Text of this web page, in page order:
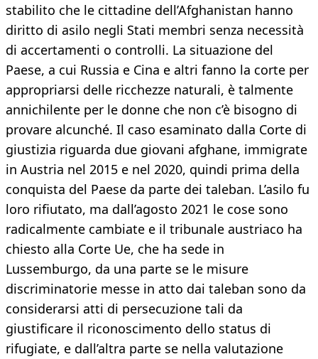
stabilito che le cittadine dell’Afghanistan hanno
diritto di asilo negli Stati membri senza necessità
di accertamenti o controlli. La situazione del
Paese, a cui Russia e Cina e altri fanno la corte per
appropriarsi delle ricchezze naturali, è talmente
annichilente per le donne che non c’è bisogno di
provare alcunché. Il caso esaminato dalla Corte di
giustizia riguarda due giovani afghane, immigrate
in Austria nel 2015 e nel 2020, quindi prima della
conquista del Paese da parte dei taleban. L’asilo fu
loro rifiutato, ma dall’agosto 2021 le cose sono
radicalmente cambiate e il tribunale austriaco ha
chiesto alla Corte Ue, che ha sede in
Lussemburgo, da una parte se le misure
discriminatorie messe in atto dai taleban sono da
considerarsi atti di persecuzione tali da
giustificare il riconoscimento dello status di
rifugiate, e dall’altra parte se nella valutazione